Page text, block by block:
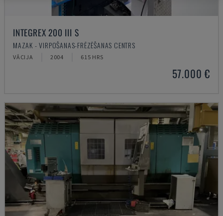
INTEGREX 200 III S
MAZAK - VIRPOŠANAS-FRĒZĒŠANAS CENTRS
VĀCIJA 2004 615 HRS
57.000 €